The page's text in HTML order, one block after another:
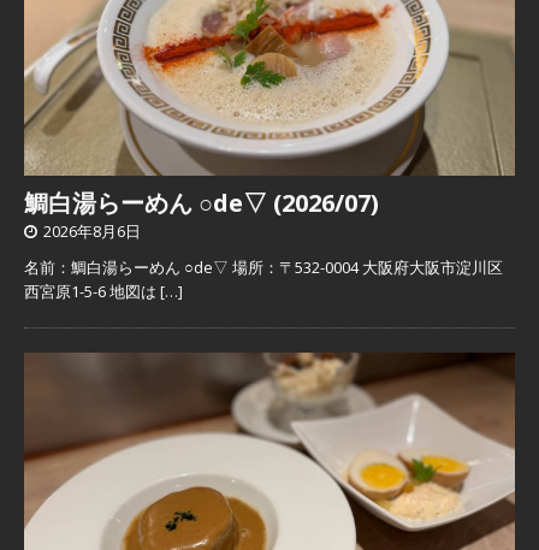
鯛白湯らーめん ○de▽ (2026/07)
2026年8月6日
名前：鯛白湯らーめん ○de▽ 場所：〒532-0004 大阪府大阪市淀川区
西宮原1-5-6 地図は […]